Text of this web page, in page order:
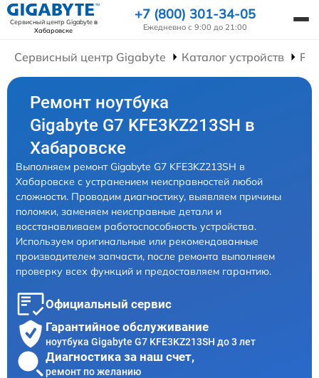
Сервисный центр Gigabyteв
Хабаровске
+7 (800) 301-34-05
Ежедневно с 9:00 до 21:00
Сервисный центр Gigabyte Каталог устройств
Ремонт ноутбука
Gigabyte G7 KFE3KZ213SH в
Хабаровске
Выполняем ремонт Gigabyte G7 KFE3KZ213SH в
Хабаровске с устранением неисправностей любой
сложности. Проводим диагностику, выявляем причины
поломки, заменяем неисправные детали и
восстанавливаем работоспособность устройства.
Используем оригинальные или рекомендованные
производителем запчасти, после ремонта выполняем
проверку всех функций и предоставляем гарантию.
Официальный сервис
Гарантийное обслуживание
ноутбука Gigabyte G7 KFE3KZ213SH до 3 лет
Диагностика за наш счет,
ремонт по желанию